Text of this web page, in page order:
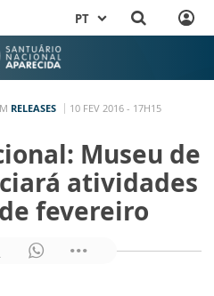
PT
RELEASES 10 FEV 2016 - 17H15
Museu de
atividades
fevereiro